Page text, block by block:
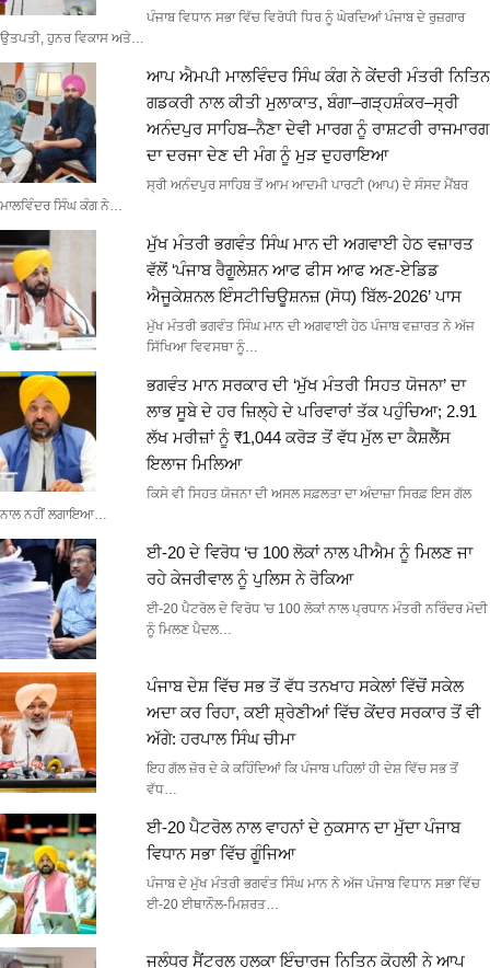
ਪੰਜਾਬ ਵਿਧਾਨ ਸਭਾ ਵਿੱਚ ਵਿਰੋਧੀ ਧਿਰ ਨੂੰ ਘੇਰਦਿਆਂ ਪੰਜਾਬ ਦੇ ਰੁਜ਼ਗਾਰ
ਉਤਪਤੀ, ਹੁਨਰ ਵਿਕਾਸ ਅਤੇ…
ਆਪ ਐਮਪੀ ਮਾਲਵਿੰਦਰ ਸਿੰਘ ਕੰਗ ਨੇ ਕੇਂਦਰੀ ਮੰਤਰੀ ਨਿਤਿਨ
ਗਡਕਰੀ ਨਾਲ ਕੀਤੀ ਮੁਲਾਕਾਤ, ਬੰਗਾ–ਗੜ੍ਹਸ਼ੰਕਰ–ਸ੍ਰੀ
ਅਨੰਦਪੁਰ ਸਾਹਿਬ–ਨੈਣਾ ਦੇਵੀ ਮਾਰਗ ਨੂੰ ਰਾਸ਼ਟਰੀ ਰਾਜਮਾਰਗ
ਦਾ ਦਰਜਾ ਦੇਣ ਦੀ ਮੰਗ ਨੂੰ ਮੁੜ ਦੁਹਰਾਇਆ
ਸ੍ਰੀ ਅਨੰਦਪੁਰ ਸਾਹਿਬ ਤੋਂ ਆਮ ਆਦਮੀ ਪਾਰਟੀ (ਆਪ) ਦੇ ਸੰਸਦ ਮੈਂਬਰ
ਮਾਲਵਿੰਦਰ ਸਿੰਘ ਕੰਗ ਨੇ…
ਮੁੱਖ ਮੰਤਰੀ ਭਗਵੰਤ ਸਿੰਘ ਮਾਨ ਦੀ ਅਗਵਾਈ ਹੇਠ ਵਜ਼ਾਰਤ
ਵੱਲੋਂ ‘ਪੰਜਾਬ ਰੈਗੂਲੇਸ਼ਨ ਆਫ ਫੀਸ ਆਫ ਅਣ-ਏਡਿਡ
ਐਜੂਕੇਸ਼ਨਲ ਇੰਸਟੀਚਿਊਸ਼ਨਜ਼ (ਸੋਧ) ਬਿੱਲ-2026’ ਪਾਸ
ਮੁੱਖ ਮੰਤਰੀ ਭਗਵੰਤ ਸਿੰਘ ਮਾਨ ਦੀ ਅਗਵਾਈ ਹੇਠ ਪੰਜਾਬ ਵਜ਼ਾਰਤ ਨੇ ਅੱਜ
ਸਿੱਖਿਆ ਵਿਵਸਥਾ ਨੂੰ…
ਭਗਵੰਤ ਮਾਨ ਸਰਕਾਰ ਦੀ ‘ਮੁੱਖ ਮੰਤਰੀ ਸਿਹਤ ਯੋਜਨਾ’ ਦਾ
ਲਾਭ ਸੂਬੇ ਦੇ ਹਰ ਜ਼ਿਲ੍ਹੇ ਦੇ ਪਰਿਵਾਰਾਂ ਤੱਕ ਪਹੁੰਚਿਆ; 2.91
ਲੱਖ ਮਰੀਜ਼ਾਂ ਨੂੰ ₹1,044 ਕਰੋੜ ਤੋਂ ਵੱਧ ਮੁੱਲ ਦਾ ਕੈਸ਼ਲੈੱਸ
ਇਲਾਜ ਮਿਲਿਆ
ਕਿਸੇ ਵੀ ਸਿਹਤ ਯੋਜਨਾ ਦੀ ਅਸਲ ਸਫ਼ਲਤਾ ਦਾ ਅੰਦਾਜ਼ਾ ਸਿਰਫ਼ ਇਸ ਗੱਲ
ਨਾਲ ਨਹੀਂ ਲਗਾਇਆ…
ਈ-20 ਦੇ ਵਿਰੋਧ ‘ਚ 100 ਲੋਕਾਂ ਨਾਲ ਪੀਐਮ ਨੂੰ ਮਿਲਣ ਜਾ
ਰਹੇ ਕੇਜਰੀਵਾਲ ਨੂੰ ਪੁਲਿਸ ਨੇ ਰੋਕਿਆ
ਈ-20 ਪੈਟਰੋਲ ਦੇ ਵਿਰੋਧ 'ਚ 100 ਲੋਕਾਂ ਨਾਲ ਪ੍ਰਧਾਨ ਮੰਤਰੀ ਨਰਿੰਦਰ ਮੋਦੀ
ਨੂੰ ਮਿਲਣ ਪੈਦਲ…
ਪੰਜਾਬ ਦੇਸ਼ ਵਿੱਚ ਸਭ ਤੋਂ ਵੱਧ ਤਨਖਾਹ ਸਕੇਲਾਂ ਵਿੱਚੋਂ ਸਕੇਲ
ਅਦਾ ਕਰ ਰਿਹਾ, ਕਈ ਸ਼੍ਰੇਣੀਆਂ ਵਿੱਚ ਕੇਂਦਰ ਸਰਕਾਰ ਤੋਂ ਵੀ
ਅੱਗੇ: ਹਰਪਾਲ ਸਿੰਘ ਚੀਮਾ
ਇਹ ਗੱਲ ਜ਼ੋਰ ਦੇ ਕੇ ਕਹਿੰਦਿਆਂ ਕਿ ਪੰਜਾਬ ਪਹਿਲਾਂ ਹੀ ਦੇਸ਼ ਵਿੱਚ ਸਭ ਤੋਂ
ਵੱਧ…
ਈ-20 ਪੈਟਰੋਲ ਨਾਲ ਵਾਹਨਾਂ ਦੇ ਨੁਕਸਾਨ ਦਾ ਮੁੱਦਾ ਪੰਜਾਬ
ਵਿਧਾਨ ਸਭਾ ਵਿੱਚ ਗੂੰਜਿਆ
ਪੰਜਾਬ ਦੇ ਮੁੱਖ ਮੰਤਰੀ ਭਗਵੰਤ ਸਿੰਘ ਮਾਨ ਨੇ ਅੱਜ ਪੰਜਾਬ ਵਿਧਾਨ ਸਭਾ ਵਿੱਚ
ਈ-20 ਈਥਾਨੌਲ-ਮਿਸ਼ਰਤ…
ਜਲੰਧਰ ਸੈਂਟਰਲ ਹਲਕਾ ਇੰਚਾਰਜ ਨਿਤਿਨ ਕੋਹਲੀ ਨੇ ਆਪ